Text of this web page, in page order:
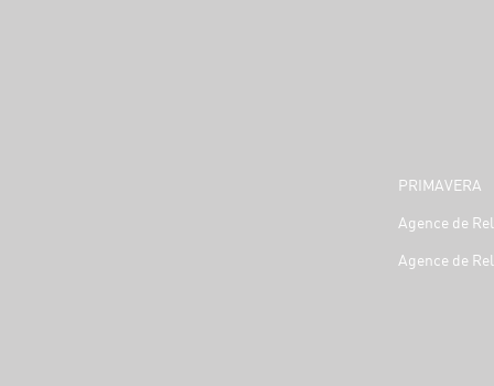
PRIMAVERA
Agence de
Agence de